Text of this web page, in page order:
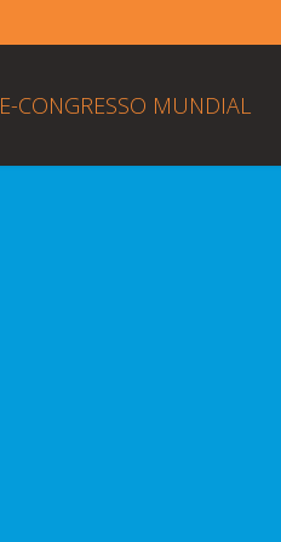
E-CONGRESSO MUNDIAL